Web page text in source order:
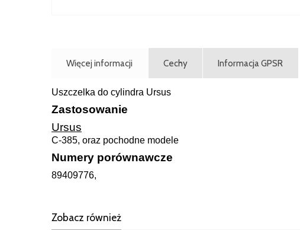
Więcej informacji Cechy Informacja GPSR
Uszczelka do cylindra Ursus
Zastosowanie
Ursus
C-385, oraz pochodne modele
Numery porównawcze
89409776,
Zobacz również